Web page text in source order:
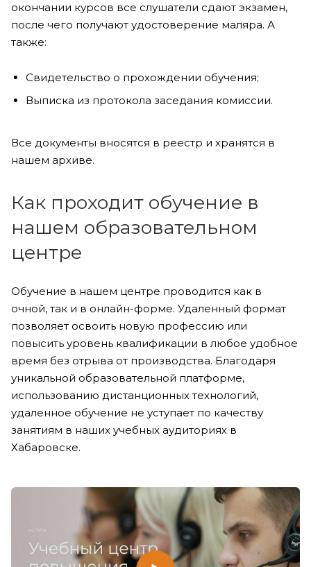
окончании курсов все слушатели сдают экзамен,
после чего получают удостоверение маляра. А
также:
Свидетельство о прохождении обучения;
Выписка из протокола заседания комиссии.
Все документы вносятся в реестр и хранятся в
нашем архиве.
Как проходит обучение в
нашем образовательном
центре
Обучение в нашем центре проводится как в
очной, так и в онлайн-форме. Удаленный формат
позволяет освоить новую профессию или
повысить уровень квалификации в любое удобное
время без отрыва от производства. Благодаря
уникальной образовательной платформе,
использованию дистанционных технологий,
удаленное обучение не уступает по качеству
занятиям в наших учебных аудиториях в
Хабаровске.